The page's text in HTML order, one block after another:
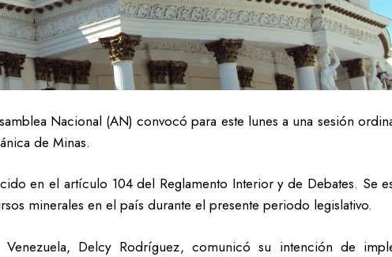
Nacional (AN) convocó para este lunes a una sesión
de Minas.
en el artículo 104 del Reglamento Interior y de Debates. Se
minerales en el país durante el presente periodo legislativo.
Venezuela, Delcy Rodríguez, comunicó su intención de